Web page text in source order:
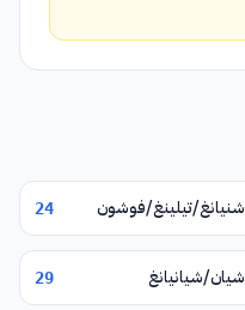
شنيانغ/تيلينغ/فوشون 24
شيان/شيانيانغ 29